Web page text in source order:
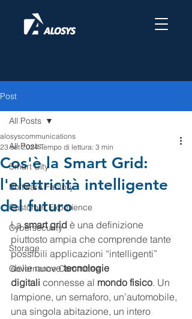
Post
All Posts
Smart City
Software Factory
Customer Experience
Cybersecurity
Storage
Governance Committee
All Posts
Cos'è la Smart Grid:
l'elettricità intelligente
del futuro
alosyscommunications
23 set 2024 Tempo di lettura: 3 min
La smart grid è una definizione
piuttosto ampia che comprende tante
possibili applicazioni “intelligenti”
delle nuove tecnologie
digitali connesse al mondo fisico. Un
lampione, un semaforo, un’automobile,
una singola abitazione, un intero